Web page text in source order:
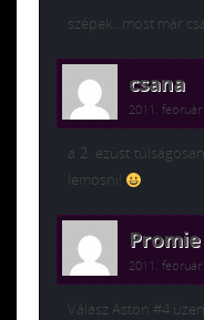
szépek…most már
csana
2011.
a 2. ezüst
lemosni!
2011.
Válasz Aston #4